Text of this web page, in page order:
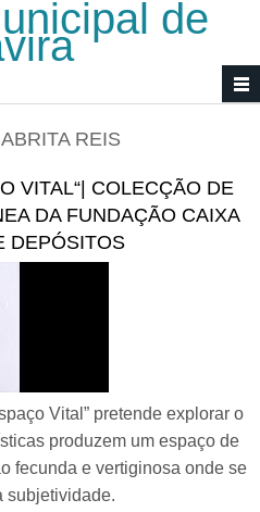
de
REIS
VITAL“| COLECÇÃO DE
DA FUNDAÇÃO CAIXA
DEPÓSITOS
Vital” pretende explorar o
produzem um espaço de
fecunda e vertiginosa onde se
subjetividade.